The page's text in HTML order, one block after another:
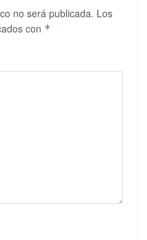
no será publicada. Los
con *